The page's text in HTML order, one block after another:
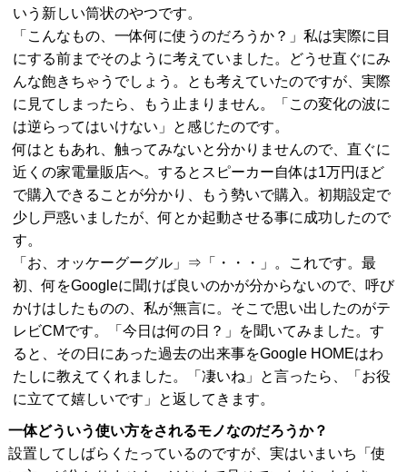
いう新しい筒状のやつです。
「こんなもの、一体何に使うのだろうか？」私は実際に目
にする前までそのように考えていました。どうせ直ぐにみ
んな飽きちゃうでしょう。とも考えていたのですが、実際
に見てしまったら、もう止まりません。「この変化の波に
は逆らってはいけない」と感じたのです。
何はともあれ、触ってみないと分かりませんので、直ぐに
近くの家電量販店へ。するとスピーカー自体は1万円ほど
で購入できることが分かり、もう勢いで購入。初期設定で
少し戸惑いましたが、何とか起動させる事に成功したので
す。
「お、オッケーグーグル」⇒「・・・」。これです。最
初、何をGoogleに聞けば良いのかが分からないので、呼び
かけはしたものの、私が無言に。そこで思い出したのがテ
レビCMです。「今日は何の日？」を聞いてみました。す
ると、その日にあった過去の出来事をGoogle HOMEはわ
たしに教えてくれました。「凄いね」と言ったら、「お役
に立てて嬉しいです」と返してきます。
一体どういう使い方をされるモノなのだろうか？
設置してしばらくたっているのですが、実はいまいち「使